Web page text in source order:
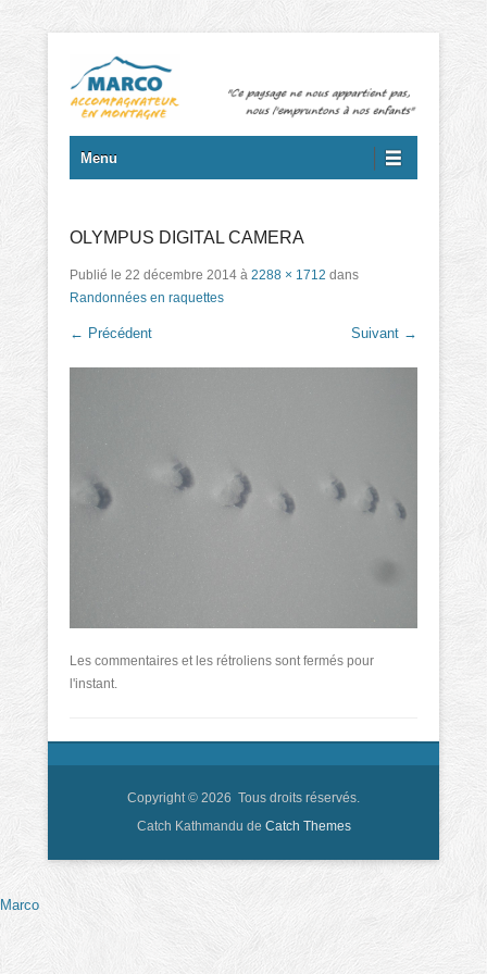
Menu principal
Aller au contenu
Menu
OLYMPUS DIGITAL CAMERA
Publié le 22 décembre 2014 à 2288 × 1712 dans
Randonnées en raquettes
← Précédent Suivant →
Les commentaires et les rétroliens sont fermés pour
l'instant.
Copyright © 2026 Tous droits réservés.
Catch Kathmandu de Catch Themes
Marco